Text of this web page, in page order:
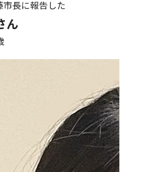
市長に報告した
ん